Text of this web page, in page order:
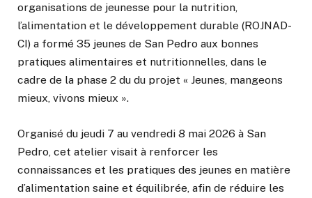
organisations de jeunesse pour la nutrition,
l’alimentation et le développement durable (ROJNAD-
CI) a formé 35 jeunes de San Pedro aux bonnes
pratiques alimentaires et nutritionnelles, dans le
cadre de la phase 2 du du projet « Jeunes, mangeons
mieux, vivons mieux ».
Organisé du jeudi 7 au vendredi 8 mai 2026 à San
Pedro, cet atelier visait à renforcer les
connaissances et les pratiques des jeunes en matière
d’alimentation saine et équilibrée, afin de réduire les